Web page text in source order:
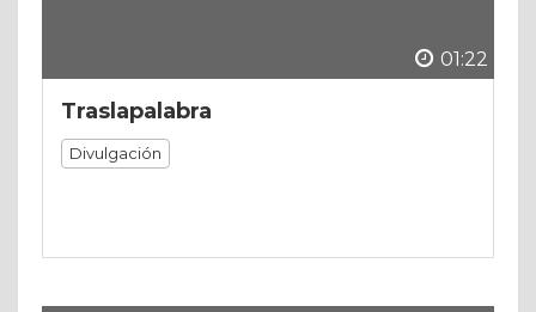
01:22
Traslapalabra
Divulgación